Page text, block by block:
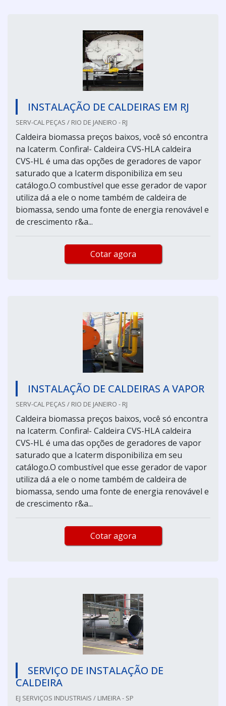
INSTALAÇÃO DE CALDEIRAS EM RJ
SERV-CAL PEÇAS / RIO DE JANEIRO - RJ
Caldeira biomassa preços baixos, você só encontra
na Icaterm. Confira!- Caldeira CVS-HLA caldeira
CVS-HL é uma das opções de geradores de vapor
saturado que a Icaterm disponibiliza em seu
catálogo.O combustível que esse gerador de vapor
utiliza dá a ele o nome também de caldeira de
biomassa, sendo uma fonte de energia renovável e
de crescimento r&a...
Cotar agora
INSTALAÇÃO DE CALDEIRAS A VAPOR
SERV-CAL PEÇAS / RIO DE JANEIRO - RJ
Caldeira biomassa preços baixos, você só encontra
na Icaterm. Confira!- Caldeira CVS-HLA caldeira
CVS-HL é uma das opções de geradores de vapor
saturado que a Icaterm disponibiliza em seu
catálogo.O combustível que esse gerador de vapor
utiliza dá a ele o nome também de caldeira de
biomassa, sendo uma fonte de energia renovável e
de crescimento r&a...
Cotar agora
SERVIÇO DE INSTALAÇÃO DE
CALDEIRA
EJ SERVIÇOS INDUSTRIAIS / LIMEIRA - SP